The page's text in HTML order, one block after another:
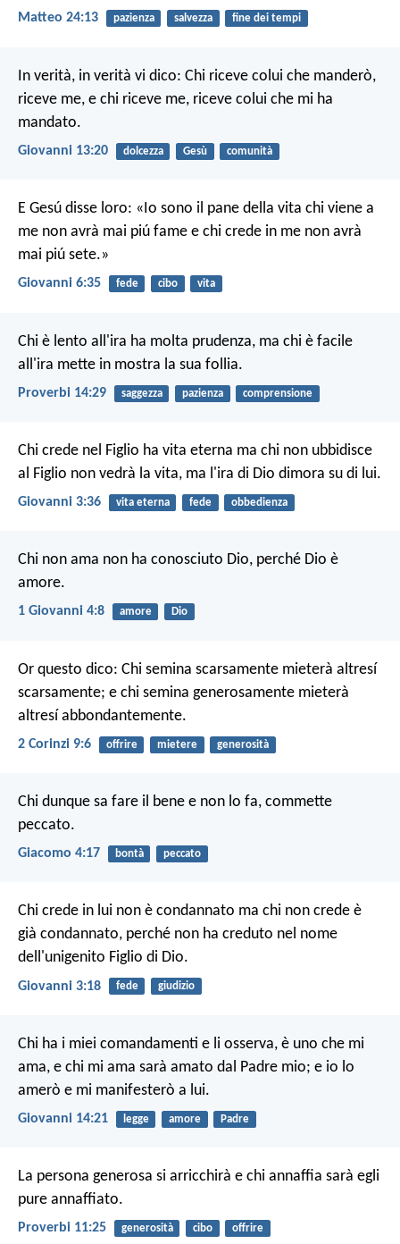
Matteo 24:13 pazienza salvezza fine dei tempi
In verità, in verità vi dico: Chi riceve colui che manderò,
riceve me, e chi riceve me, riceve colui che mi ha
mandato.
Giovanni 13:20 dolcezza Gesù comunità
E Gesú disse loro: «Io sono il pane della vita chi viene a
me non avrà mai piú fame e chi crede in me non avrà
mai piú sete.»
Giovanni 6:35 fede cibo vita
Chi è lento all'ira ha molta prudenza, ma chi è facile
all'ira mette in mostra la sua follia.
Proverbi 14:29 saggezza pazienza comprensione
Chi crede nel Figlio ha vita eterna ma chi non ubbidisce
al Figlio non vedrà la vita, ma l'ira di Dio dimora su di lui.
Giovanni 3:36 vita eterna fede obbedienza
Chi non ama non ha conosciuto Dio, perché Dio è
amore.
1 Giovanni 4:8 amore Dio
Or questo dico: Chi semina scarsamente mieterà altresí
scarsamente; e chi semina generosamente mieterà
altresí abbondantemente.
2 Corinzi 9:6 offrire mietere generosità
Chi dunque sa fare il bene e non lo fa, commette
peccato.
Giacomo 4:17 bontà peccato
Chi crede in lui non è condannato ma chi non crede è
già condannato, perché non ha creduto nel nome
dell'unigenito Figlio di Dio.
Giovanni 3:18 fede giudizio
Chi ha i miei comandamenti e li osserva, è uno che mi
ama, e chi mi ama sarà amato dal Padre mio; e io lo
amerò e mi manifesterò a lui.
Giovanni 14:21 legge amore Padre
La persona generosa si arricchirà e chi annaffia sarà egli
pure annaffiato.
Proverbi 11:25 generosità cibo offrire